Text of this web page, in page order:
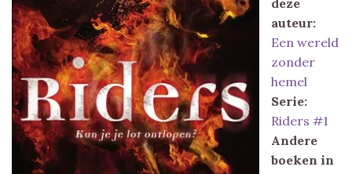
auteur:
Een wereld
zonder
hemel
Serie:
Riders #1
Andere
boeken in